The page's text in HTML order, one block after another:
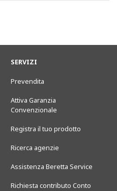
SERVIZI
Prevendita
Attiva Garanzia
Convenzionale
Registra il tuo prodotto
Ricerca agenzie
Assistenza Beretta Service
Richiesta contributo Conto